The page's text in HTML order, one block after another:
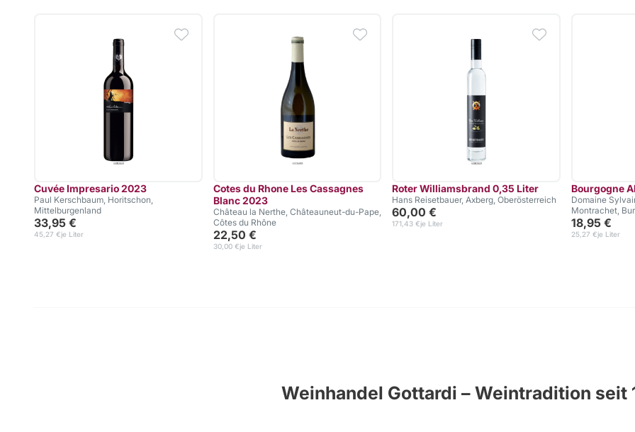
Cuvée Impresario 2023
Paul Kerschbaum, Horitschon,
Mittelburgenland
33,95 €
je Liter
45,27 €
Cotes du Rhone Les Cassagnes
Blanc 2023
Château la Nerthe, Châteauneut-du-Pape,
Côtes du Rhône
22,50 €
je Liter
30,00 €
Roter Williamsbrand 0,35 Liter
Hans Reisetbauer, Axberg, Oberösterreich
60,00 €
je Liter
171,43 €
Bourgogne
Domaine
Montrachet,
18,95 €
je Liter
25,27 €
Weinhandel Gottardi – Weintradition seit